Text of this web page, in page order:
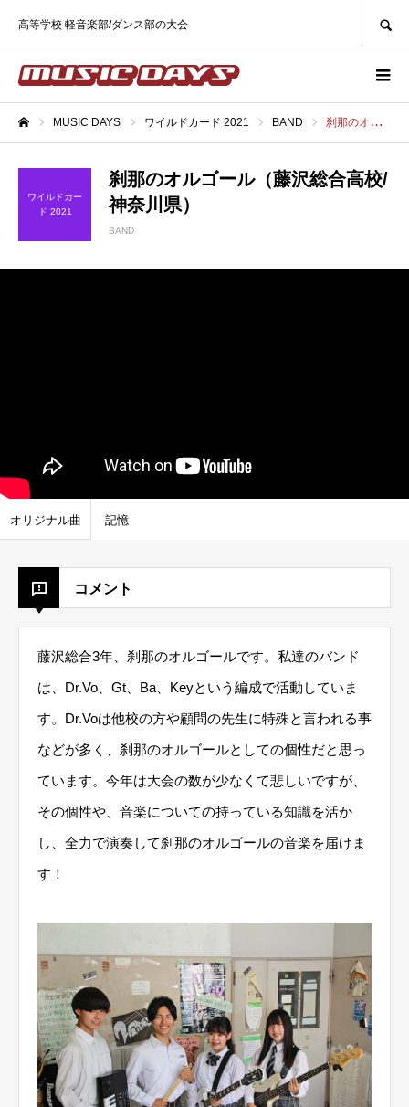
高等学校 軽音楽部/ダンス部の大会
MUSIC DAYS ワイルドカード 2021 BAND 刹那のオルゴール（藤沢総合高校/神奈川県）
ワイルドカー
ド 2021
刹那のオルゴール（藤沢総合高校/
神奈川県）
BAND
オリジナル曲 記憶
コメント
藤沢総合3年、刹那のオルゴールです。私達のバンド
は、Dr.Vo、Gt、Ba、Keyという編成で活動していま
す。Dr.Voは他校の方や顧問の先生に特殊と言われる事
などが多く、刹那のオルゴールとしての個性だと思っ
ています。今年は大会の数が少なくて悲しいですが、
その個性や、音楽についての持っている知識を活か
し、全力で演奏して刹那のオルゴールの音楽を届けま
す！